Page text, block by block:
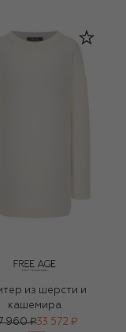
из шерсти и
кашемира
960 ₽33 572 ₽